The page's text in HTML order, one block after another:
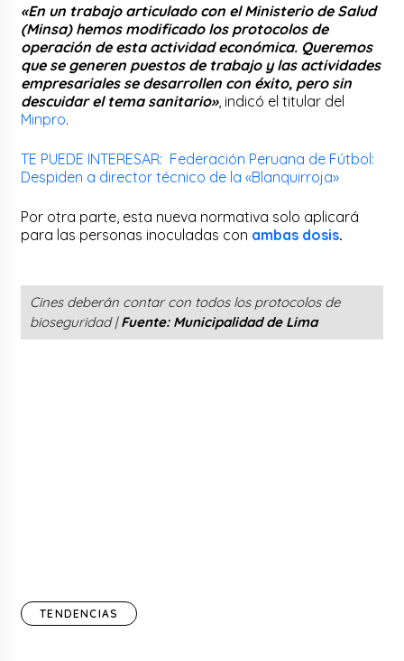
«En un trabajo articulado con el Ministerio de Salud
(Minsa) hemos modificado los protocolos de
operación de esta actividad económica. Queremos
que se generen puestos de trabajo y las actividades
empresariales se desarrollen con éxito, pero sin
descuidar el tema sanitario», indicó el titular del
Minpro.
TE PUEDE INTERESAR: Federación Peruana de Fútbol:
Despiden a director técnico de la «Blanquirroja»
Por otra parte, esta nueva normativa solo aplicará
para las personas inoculadas con ambas dosis.
Cines deberán contar con todos los protocolos de
bioseguridad |Fuente: Municipalidad de Lima
TENDENCIAS